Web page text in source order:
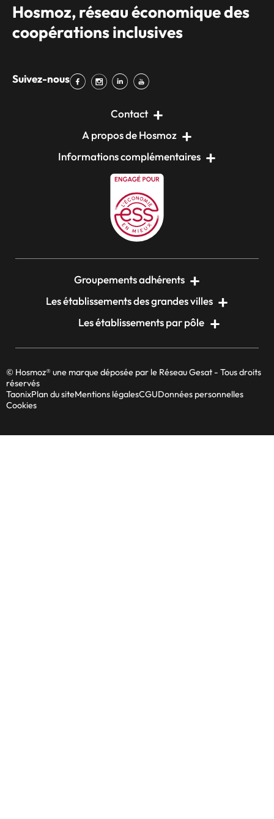
Hosmoz, réseau économique des
coopérations inclusives
Suivez-nous
Contact
A propos de Hosmoz
Informations complémentaires
Groupements adhérents
Les établissements des grandes villes
Les établissements par pôle
© Hosmoz® une marque déposée par le Réseau Gesat - Tous droits
réservés
TaonixPlan du siteMentions légalesCGUDonnées personnelles
Cookies